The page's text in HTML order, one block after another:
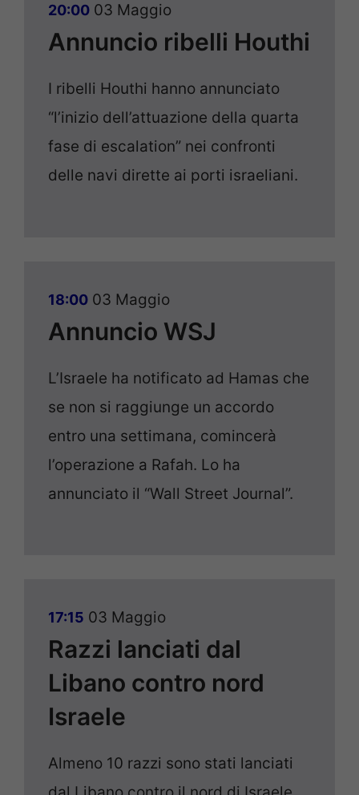
20:00 03 Maggio
Annuncio ribelli Houthi
I ribelli Houthi hanno annunciato
“l’inizio dell’attuazione della quarta
fase di escalation” nei confronti
delle navi dirette ai porti israeliani.
18:00 03 Maggio
Annuncio WSJ
L’Israele ha notificato ad Hamas che
se non si raggiunge un accordo
entro una settimana, comincerà
l’operazione a Rafah. Lo ha
annunciato il “Wall Street Journal”.
17:15 03 Maggio
Razzi lanciati dal
Libano contro nord
Israele
Almeno 10 razzi sono stati lanciati